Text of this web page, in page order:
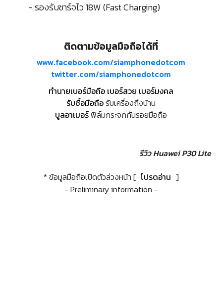
- รองรับชาร์จไว 18W (Fast Charging)
ติดตามข้อมูลมือถือได้ที่
www.facebook.com/siamphonedotcom
twitter.com/siamphonedotcom
ทำนายเบอร์มือถือ เบอร์สวย เบอร์มงคล
รับซื้อมือถือรับเครื่องถึงบ้าน
บูลอาเมอร์ฟิล์มกระจกกันรอยมือถือ
รีวิว Huawei P30 Lite
* ข้อมูลมือถือเปิดตัวล่วงหน้า [ โปรดอ่าน ]
- Preliminary information -